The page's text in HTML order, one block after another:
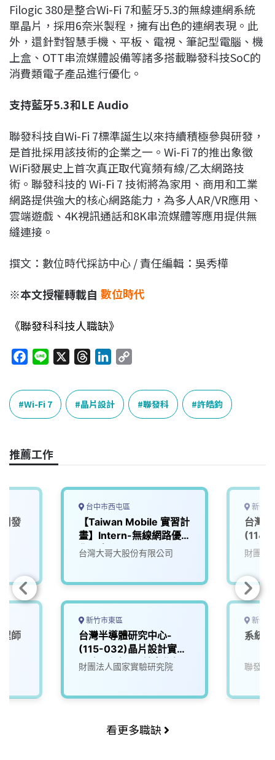
Filogic 380是整合Wi-Fi 7和藍牙5.3的無線連網系統
單晶片，採用6奈米製程，擁有出色的連網表現。此
外，還針對智慧手機、平板、電視、筆記型電腦、機
上盒、OTT串流媒體設備等諸多搭載聯發科技SoC的
消費類電子產品進行優化。
支持藍牙5.3和LE Audio
聯發科技自Wi-Fi 7標準誕生以來持續積極參與研發，
是首批採用該技術的企業之一。Wi-Fi 7的推出象徵
WiFi發展史上首次真正取代寬頻有線/乙太網路技
術。聯發科技的 Wi-Fi 7 技術將為家用、商用和工業
網路提供強大的核心網路能力，為多人AR/VR應用、
雲端遊戲、4K視訊通話和8K串流媒體等應用提供無
縫連接。
撰文：數位時代採訪中心 / 責任編輯：吳秀樺
※本文授權轉載自 數位時代
《聯發科科技人職缺》
c
e
b
o
k
n
e
r
e
a
n
k
e
n
p
L
k
Wi-Fi 7 晶片設計 聯發科 許皓鈞
推薦工作
發
師
台中市西屯區
【Taiwan Mobile 實習計
畫】Intern-無線網路優
化 – 中區
台灣大哥大股份有限公司
新竹市東區
台灣半導體研究中心-
(115-032)晶片設計實作
服務工程師_晶片實作組
財團法人國家實驗研究院
新竹
台灣
(114-
工程
財團法
新竹
系統
聯發科
看更多職缺